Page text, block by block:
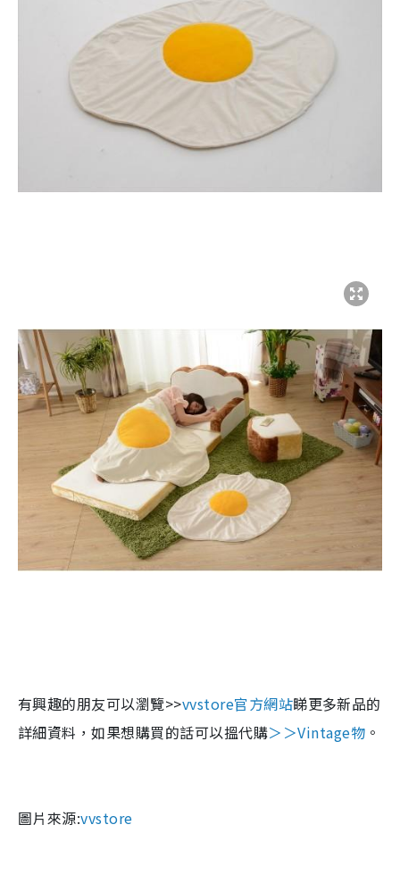
有興趣的朋友可以瀏覽>>vvstore官方網站睇更多新品的
詳細資料，如果想購買的話可以搵代購＞＞Vintage物。
圖片來源:vvstore